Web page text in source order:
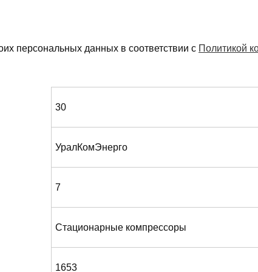
персональных данных в соответствии с Политикой
30
УралКомЭнерго
7
Стационарные компрессоры
1653